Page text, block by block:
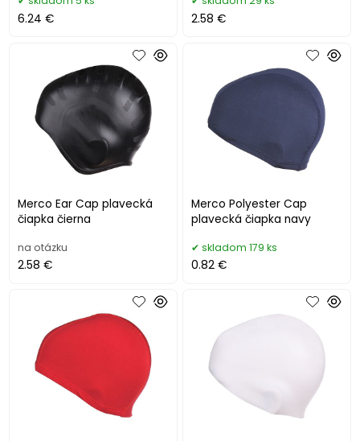
6.24 € 2.58 €
Merco Ear Cap plavecká
čiapka čierna
na otázku
2.58 €
Merco Polyester Cap
plavecká čiapka navy
skladom 179 ks
0.82 €